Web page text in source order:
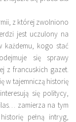
z której zwolniono
jest uczulony na
każdemu, kogo stać
się sprawy
z francuskich gazet.
w tajemniczą historię
się politycy,
zamierza na tym
pełną intryg,